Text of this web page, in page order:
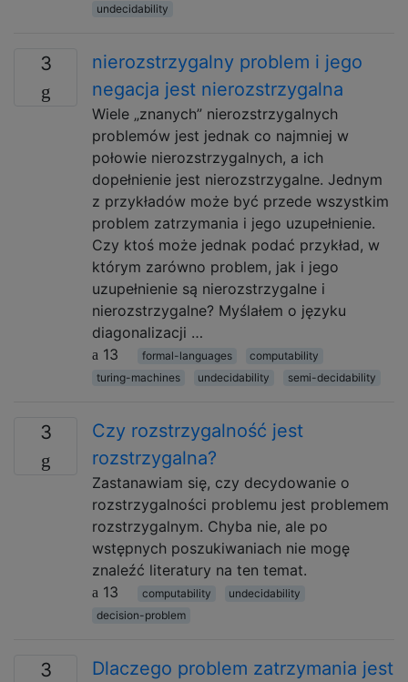
undecidability
3
nierozstrzygalny problem i jego
negacja jest nierozstrzygalna
Wiele „znanych” nierozstrzygalnych
problemów jest jednak co najmniej w
połowie nierozstrzygalnych, a ich
dopełnienie jest nierozstrzygalne. Jednym
z przykładów może być przede wszystkim
problem zatrzymania i jego uzupełnienie.
Czy ktoś może jednak podać przykład, w
którym zarówno problem, jak i jego
uzupełnienie są nierozstrzygalne i
nierozstrzygalne? Myślałem o języku
diagonalizacji …
13
formal-languages
computability
turing-machines
undecidability semi-decidability
3
Czy rozstrzygalność jest
rozstrzygalna?
Zastanawiam się, czy decydowanie o
rozstrzygalności problemu jest problemem
rozstrzygalnym. Chyba nie, ale po
wstępnych poszukiwaniach nie mogę
znaleźć literatury na ten temat.
13
computability
undecidability
decision-problem
3
Dlaczego problem zatrzymania jest